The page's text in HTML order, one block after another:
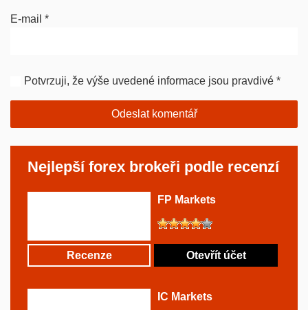
E-mail *
Potvrzuji, že výše uvedené informace jsou pravdivé *
Nejlepší forex brokeři podle recenzí
FP Markets
Recenze Otevřít účet
IC Markets